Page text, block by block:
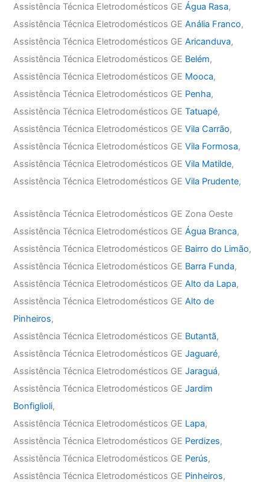
Assistência Técnica Eletrodomésticos GEÁgua Rasa,
Assistência Técnica Eletrodomésticos GEAnália Franco,
Assistência Técnica Eletrodomésticos GEAricanduva,
Assistência Técnica Eletrodomésticos GE Belém,
Assistência Técnica Eletrodomésticos GE Mooca,
Assistência Técnica Eletrodomésticos GE Penha,
Assistência Técnica Eletrodomésticos GETatuapé,
Assistência Técnica Eletrodomésticos GEVila Carrão,
Assistência Técnica Eletrodomésticos GEVila Formosa,
Assistência Técnica Eletrodomésticos GEVila Matilde,
Assistência Técnica Eletrodomésticos GEVila Prudente,
Assistência Técnica Eletrodomésticos GE Zona Oeste
Assistência Técnica Eletrodomésticos GEÁgua Branca,
Assistência Técnica Eletrodomésticos GE Bairro do Limão,
Assistência Técnica Eletrodomésticos GE Barra Funda,
Assistência Técnica Eletrodomésticos GEAlto da Lapa,
Assistência Técnica Eletrodomésticos GEAlto de
Pinheiros,
Assistência Técnica Eletrodomésticos GE Butantã,
Assistência Técnica Eletrodomésticos GEJaguaré,
Assistência Técnica Eletrodomésticos GEJaraguá,
Assistência Técnica Eletrodomésticos GEJardim
Bonfiglioli,
Assistência Técnica Eletrodomésticos GE Lapa,
Assistência Técnica Eletrodomésticos GE Perdizes,
Assistência Técnica Eletrodomésticos GE Perús,
Assistência Técnica Eletrodomésticos GE Pinheiros,